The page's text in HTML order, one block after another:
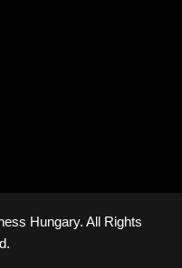
Hungary. All Rights